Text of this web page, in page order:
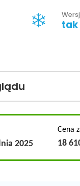
tak
2025
Cena
18